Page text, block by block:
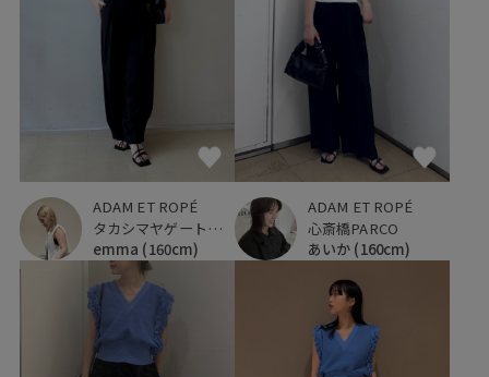
ADAM ET ROPÉ
タカシマヤゲートタワーモール
emma (160cm)
ADAM ET ROPÉ
心斎橋PARCO
あいか (160cm)